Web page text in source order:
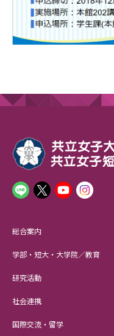
総合案内
学部・短大・大学院／教育
研究活動
社会連携
国際交流・留学